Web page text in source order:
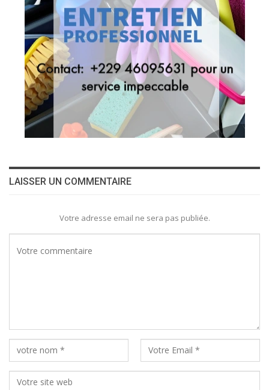
LAISSER UN COMMENTAIRE
Votre adresse email ne sera pas publiée.